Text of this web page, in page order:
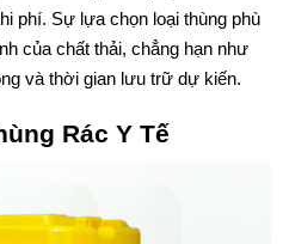
phí. Sự lựa chọn loại thùng phù
của chất thải, chẳng hạn như
và thời gian lưu trữ dự kiến.
Rác Y Tế